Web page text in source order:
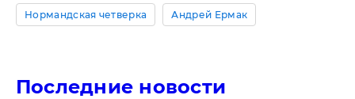
Нормандская четверка Андрей Ермак
Последние новости